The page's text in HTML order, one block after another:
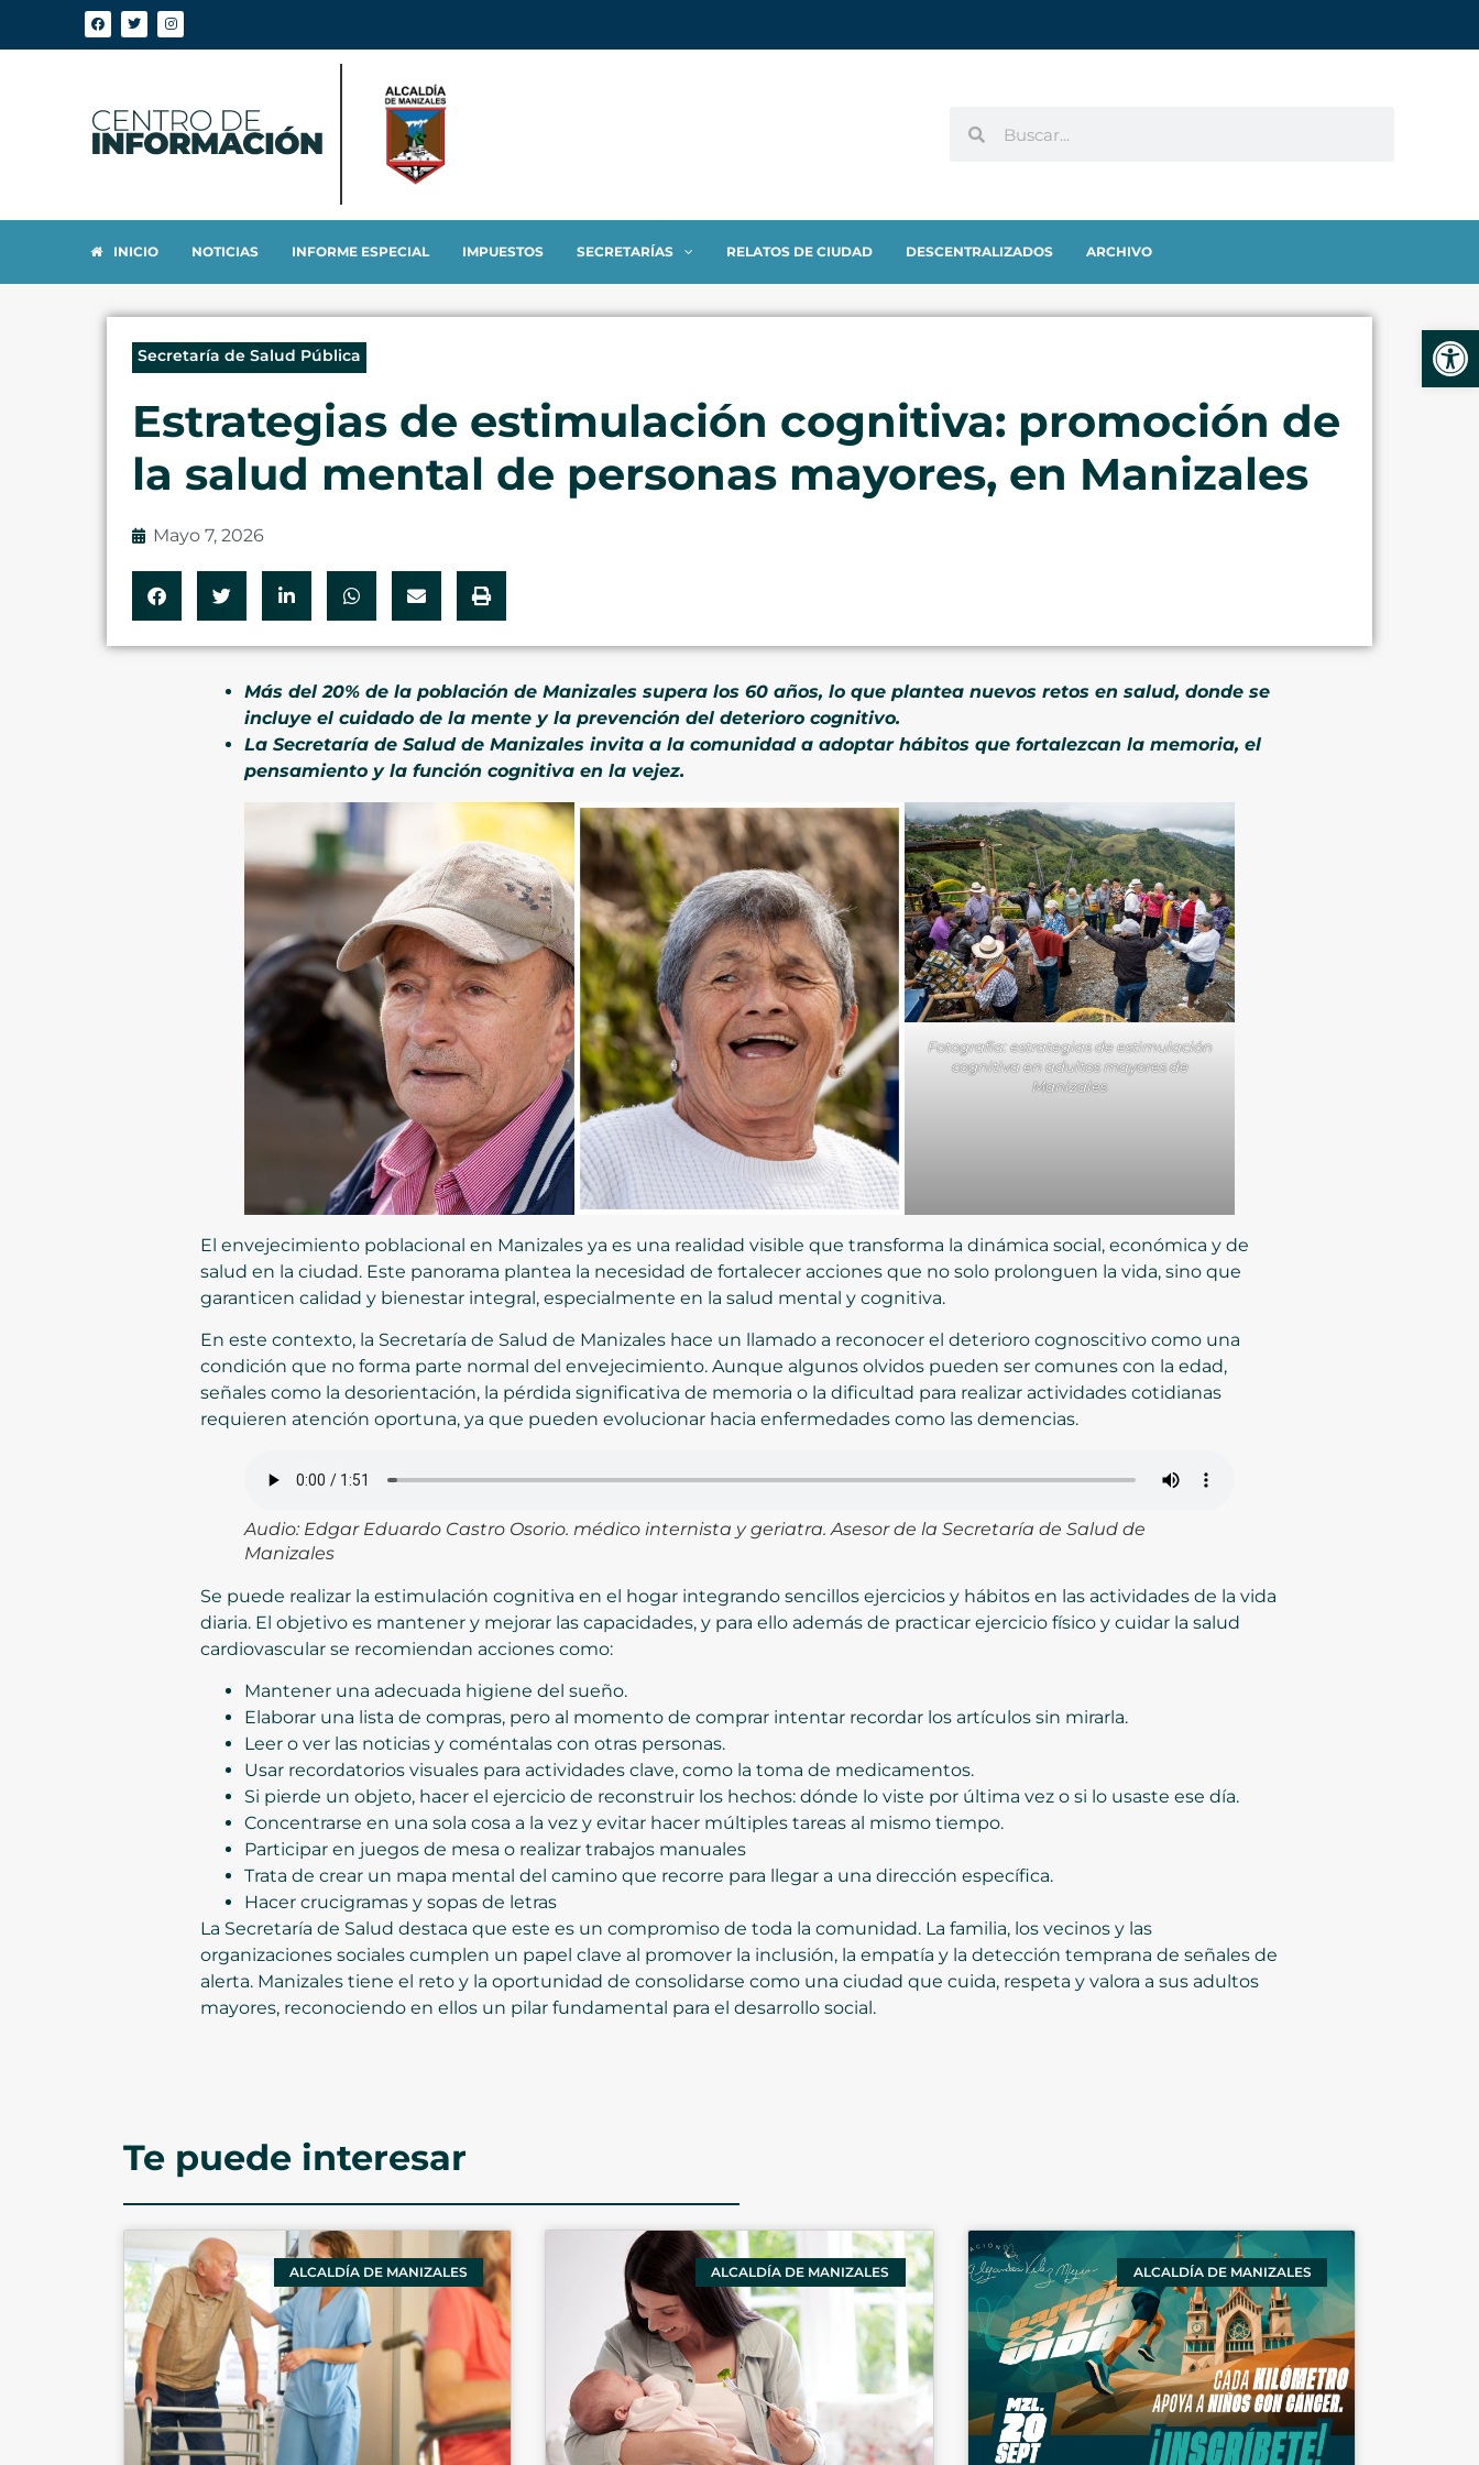
INICIO NOTICIAS INFORME ESPECIAL IMPUESTOS SECRETARÍAS RELATOS DE CIUDAD DESCENTRALIZADOS ARCHIVO
Secretaría de Salud Pública
Estrategias de estimulación cognitiva: promoción de
la salud mental de personas mayores, en Manizales
Mayo 7, 2026
Más del 20% de la población de Manizales supera los 60 años, lo que plantea nuevos retos en salud, donde se
incluye el cuidado de la mente y la prevención del deterioro cognitivo.
La Secretaría de Salud de Manizales invita a la comunidad a adoptar hábitos que fortalezcan la memoria, el
pensamiento y la función cognitiva en la vejez.
Fotografía: estrategias de estimulación
cognitiva en adultos mayores de
Manizales
El envejecimiento poblacional en Manizales ya es una realidad visible que transforma la dinámica social, económica y de
salud en la ciudad. Este panorama plantea la necesidad de fortalecer acciones que no solo prolonguen la vida, sino que
garanticen calidad y bienestar integral, especialmente en la salud mental y cognitiva.
En este contexto, la Secretaría de Salud de Manizales hace un llamado a reconocer el deterioro cognoscitivo como una
condición que no forma parte normal del envejecimiento. Aunque algunos olvidos pueden ser comunes con la edad,
señales como la desorientación, la pérdida significativa de memoria o la dificultad para realizar actividades cotidianas
requieren atención oportuna, ya que pueden evolucionar hacia enfermedades como las demencias.
Audio: Edgar Eduardo Castro Osorio. médico internista y geriatra. Asesor de la Secretaría de Salud de
Manizales
Se puede realizar la estimulación cognitiva en el hogar integrando sencillos ejercicios y hábitos en las actividades de la vida
diaria. El objetivo es mantener y mejorar las capacidades, y para ello además de practicar ejercicio físico y cuidar la salud
cardiovascular se recomiendan acciones como:
Mantener una adecuada higiene del sueño.
Elaborar una lista de compras, pero al momento de comprar intentar recordar los artículos sin mirarla.
Leer o ver las noticias y coméntalas con otras personas.
Usar recordatorios visuales para actividades clave, como la toma de medicamentos.
Si pierde un objeto, hacer el ejercicio de reconstruir los hechos: dónde lo viste por última vez o si lo usaste ese día.
Concentrarse en una sola cosa a la vez y evitar hacer múltiples tareas al mismo tiempo.
Participar en juegos de mesa o realizar trabajos manuales
Trata de crear un mapa mental del camino que recorre para llegar a una dirección específica.
Hacer crucigramas y sopas de letras
La Secretaría de Salud destaca que este es un compromiso de toda la comunidad. La familia, los vecinos y las
organizaciones sociales cumplen un papel clave al promover la inclusión, la empatía y la detección temprana de señales de
alerta. Manizales tiene el reto y la oportunidad de consolidarse como una ciudad que cuida, respeta y valora a sus adultos
mayores, reconociendo en ellos un pilar fundamental para el desarrollo social.
Te puede interesar
ALCALDÍA DE MANIZALES ALCALDÍA DE MANIZALES ALCALDÍA DE MANIZALES